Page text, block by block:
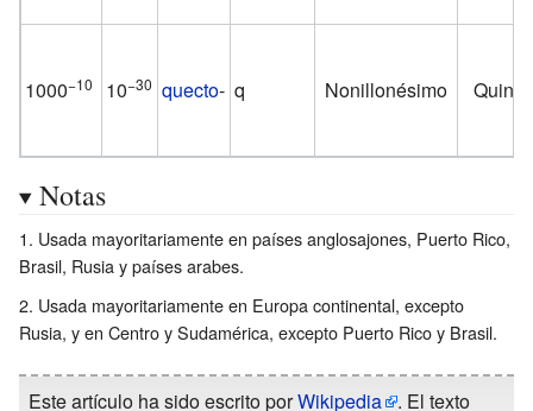
1000−10 10−30 quecto- q Nonillonésimo
Notas
Usada mayoritariamente en países anglosajones, Puerto Rico,
Brasil, Rusia y países arabes.
Usada mayoritariamente en Europa continental, excepto
Rusia, y en Centro y Sudamérica, excepto Puerto Rico y Brasil.
Este artículo ha sido escrito porWikipedia . El texto